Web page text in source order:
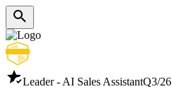
Leader - AI Sales AssistantQ3/26